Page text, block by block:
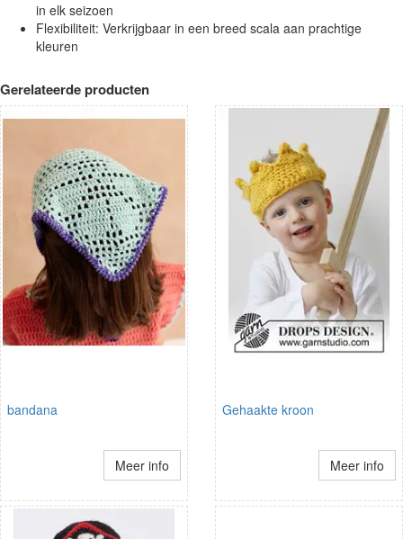
in elk seizoen
Flexibiliteit: Verkrijgbaar in een breed scala aan prachtige
kleuren
Gerelateerde producten
bandana
Meer info
Gehaakte kroon
Meer info